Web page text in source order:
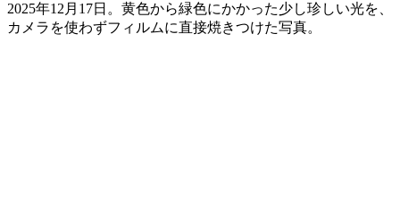
2025年12月17日。黄色から緑色にかかった少し珍しい光を、
カメラを使わずフィルムに直接焼きつけた写真。